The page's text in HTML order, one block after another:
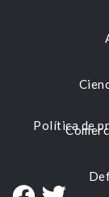
Política de